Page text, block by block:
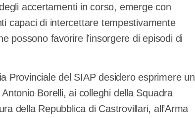
accertamenti in corso, emerge con
capaci di intercettare tempestivamente
possono favorire l’insorgere di episodi di
Provinciale del SIAP desidero esprimere un
Borelli, ai colleghi della Squadra
della Repubblica di Castrovillari, all’Arma